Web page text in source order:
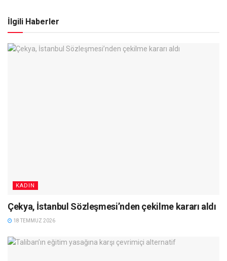
İlgili Haberler
KADIN
Çekya, İstanbul Sözleşmesi’nden çekilme kararı aldı
18 TEMMUZ 2026